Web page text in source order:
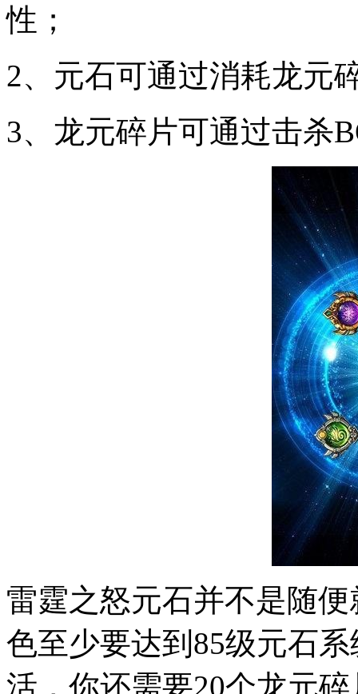
性；
2、元石可通过消耗龙元
3、龙元碎片可通过击杀
雷霆之怒元石并不是随
色至少要达到85级元石
活，你还需要20个龙元